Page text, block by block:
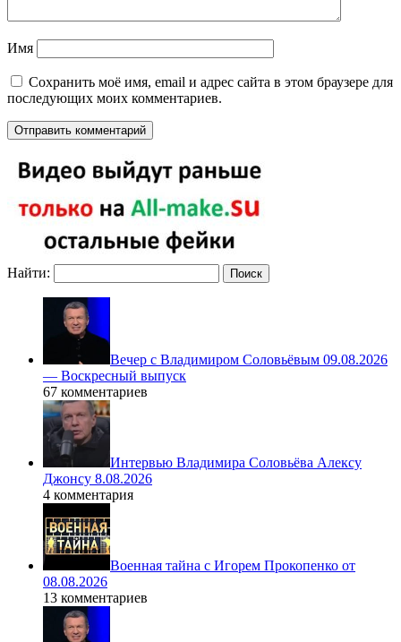
Имя
Сохранить моё имя, email и адрес сайта в этом браузере для
последующих моих комментариев.
Найти:
Вечер с Владимиром Соловьёвым 09.08.2026
— Воскресный выпуск
67 комментариев
Интервью Владимира Соловьёва Алексу
Джонсу 8.08.2026
4 комментария
Военная тайна с Игорем Прокопенко от
08.08.2026
13 комментариев